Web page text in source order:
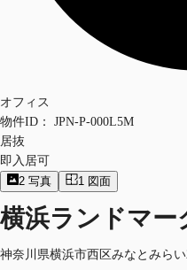
オフィス
物件ID：
JPN-P-000L5M
居抜
即入居可
2 写真 1 図面
横浜ランドマー
神奈川県横浜市西区みなとみらい